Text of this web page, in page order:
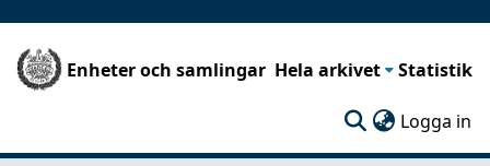
Enheter och samlingar Hela arkivet Statistik
Logga in